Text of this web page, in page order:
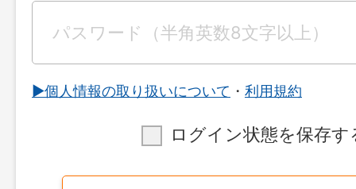
▶︎個人情報の取り扱いについて ・ 利用規約
ログイン状態を保存す